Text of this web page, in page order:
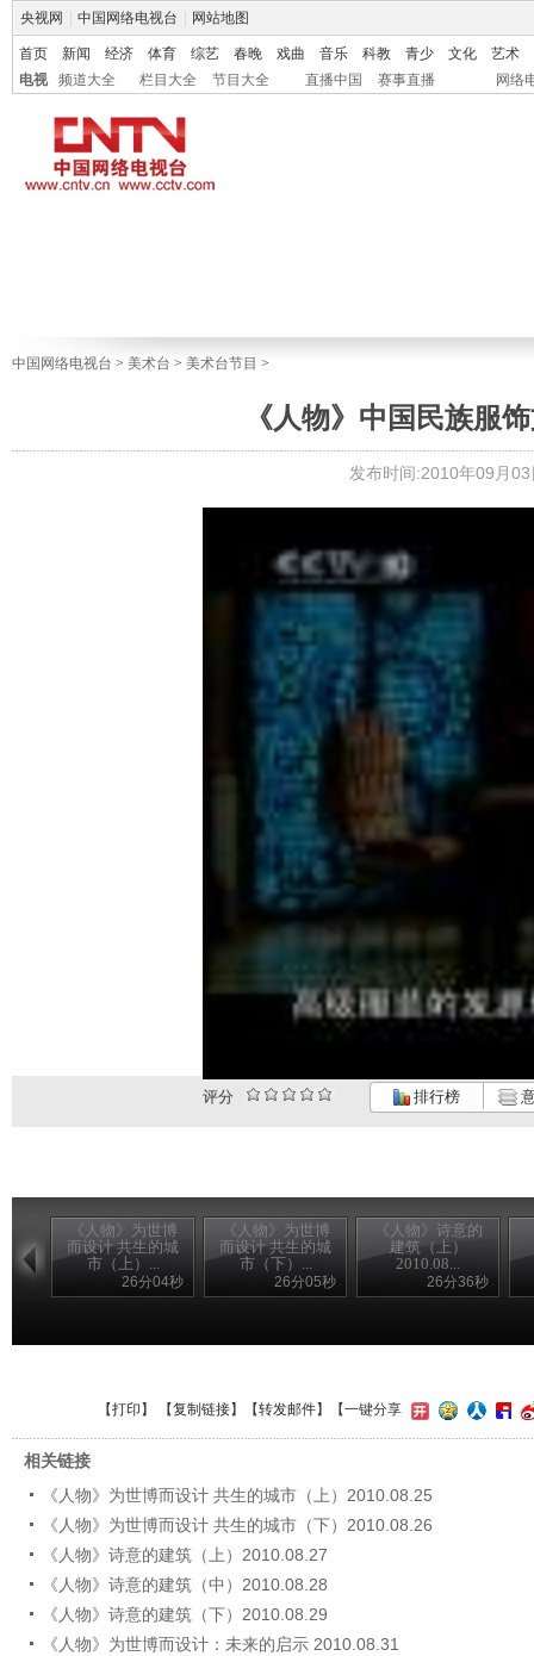
央视网 中国网络电视台 网站地图
首页 新闻 经济 体育 综艺 春晚 戏曲 音乐 科教 青少 文化
艺术
电视
频道大全 栏目大全 节目大全 直播中国 赛事直播 网络
中国网络电视台 > 美术台 > 美术台节目 >
《人物》中国民族服
发布时间:2010年09月
评分 排行榜
《人物》为世博
而设计 共生的城
市（上）...
26分04秒
《人物》为世博
而设计 共生的城
市（下）...
26分05秒
《人物》诗意的
建筑（上）
2010.08...
26分36秒
【打印 】 【复制链接】【转发邮件】 【一键分享
相关链接
《人物》为世博而设计 共生的城市（上）2010.08.25
《人物》为世博而设计 共生的城市（下）2010.08.26
《人物》诗意的建筑（上）2010.08.27
《人物》诗意的建筑（中）2010.08.28
《人物》诗意的建筑（下）2010.08.29
《人物》为世博而设计：未来的启示 2010.08.31